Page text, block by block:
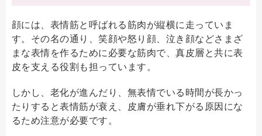
顔には、表情筋と呼ばれる筋肉が縦横に走っていま
す。その名の通り、笑顔や怒り顔、泣き顔などさまざ
まな表情を作るために必要な筋肉で、真皮層と共に表
皮を支える役割も担っています。
しかし、老化が進んだり、無表情でいる時間が長かっ
たりすると表情筋が衰え、皮膚が垂れ下がる原因にな
るため注意が必要です。